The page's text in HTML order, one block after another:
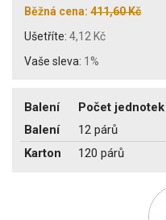
Běžná cena: 411,60 Kč
Ušetříte: 4,12 Kč
Vaše sleva: 1%
Balení Počet jednotek
Balení
12 párů
Karton
120 párů